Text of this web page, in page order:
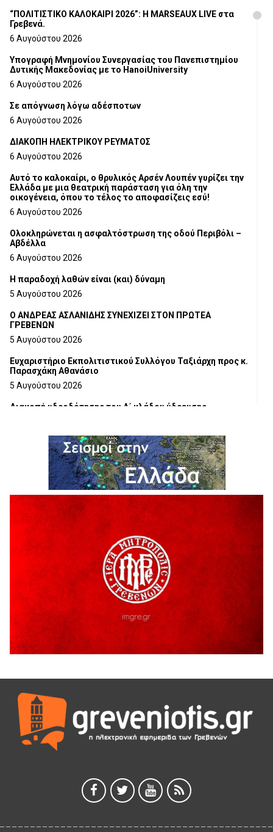
“ΠΟΛΙΤΙΣΤΙΚΟ ΚΑΛΟΚΑΙΡΙ 2026”: Η MARSEAUX LIVE στα
Γρεβενά.
6 Αυγούστου 2026
Υπογραφή Μνημονίου Συνεργασίας του Πανεπιστημίου
Δυτικής Μακεδονίας με το HanoiUniversity
6 Αυγούστου 2026
Σε απόγνωση λόγω αδέσποτων
6 Αυγούστου 2026
ΔΙΑΚΟΠΗ ΗΛΕΚΤΡΙΚΟΥ ΡΕΥΜΑΤΟΣ
6 Αυγούστου 2026
Αυτό το καλοκαίρι, ο θρυλικός Αρσέν Λουπέν γυρίζει την
Ελλάδα με μια θεατρική παράσταση για όλη την
οικογένεια, όπου το τέλος το αποφασίζεις εσύ!
6 Αυγούστου 2026
Ολοκληρώνεται η ασφαλτόστρωση της οδού Περιβόλι –
Αβδέλλα
6 Αυγούστου 2026
H παραδοχή λαθών είναι (και) δύναμη
5 Αυγούστου 2026
Ο ΑΝΔΡΕΑΣ ΑΣΛΑΝΙΔΗΣ ΣΥΝΕΧΙΖΕΙ ΣΤΟΝ ΠΡΩΤΕΑ
ΓΡΕΒΕΝΩΝ
5 Αυγούστου 2026
Ευχαριστήριο Εκπολιτιστικού Συλλόγου Ταξιάρχη προς κ.
Παρασχάκη Αθανάσιο
5 Αυγούστου 2026
Διακοπή υδροδότησης του Α΄ κλάδου ύδρευσης
Η Marseaux στα Γρεβενά για μια μοναδική συναυλία
5 Αυγούστου 2026
Θερινό Σινεμά στο πλαίσιο του «Πολιτιστικού
Καλοκαιριού 2026» με την βραβευμένη ταινία «Μικρές
Ανάσες».
5 Αυγούστου 2026
Γρεβενά: Συνελήφθη 18χρονος αλλοδαπός, για κλοπή
εξοπλισμού γυμναστηρίου
5 Αυγούστου 2026
ΑΗ ΛΑΟΣ | 5 Αυγούστου | Υπαίθριο Θέατρο “Καστράκι”,
41η Γιορτή Κρασιού στο Τρίκωμο – «Γιορτή Παράδοσης»
5 Αυγούστου 2026
ΕΥΧΑΡΙΣΤΙΕΣ Φυσιολατρικού Συλλόγου Γρεβενών
4 Αυγούστου 2026
Έκτακτη χρηματοδότηση 400.000€ για επιπλέον εργασίες
στο Δημοτικό Στάδιο Γρεβενών «Μίλτος Τεντόγλου»